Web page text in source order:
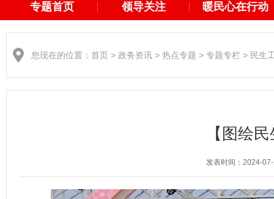
专题首页 领导关注 暖民心在行动
您现在的位置： 首页 > 政务资讯 > 热点专题 > 专题专栏 > 民生
【图绘
发表时间：2024-